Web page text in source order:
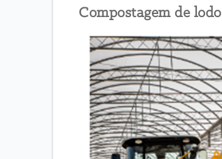
Compostagem de lodo